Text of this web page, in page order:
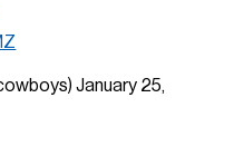
January 25,